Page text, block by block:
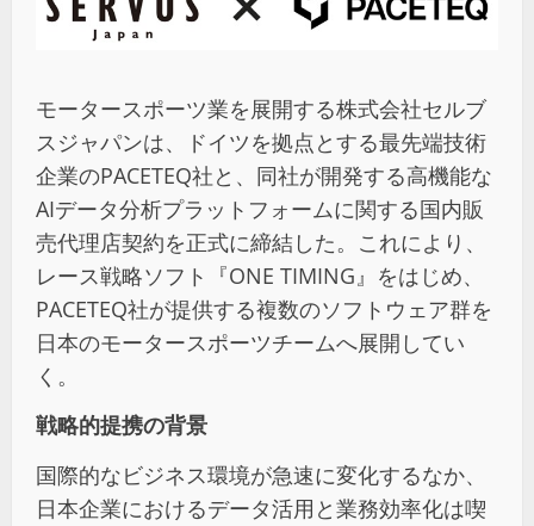
モータースポーツ業を展開する株式会社セルブ
スジャパンは、ドイツを拠点とする最先端技術
企業のPACETEQ社と、同社が開発する高機能な
AIデータ分析プラットフォームに関する国内販
売代理店契約を正式に締結した。これにより、
レース戦略ソフト『ONE TIMING』をはじめ、
PACETEQ社が提供する複数のソフトウェア群を
日本のモータースポーツチームへ展開してい
く。
戦略的提携の背景
国際的なビジネス環境が急速に変化するなか、
日本企業におけるデータ活用と業務効率化は喫